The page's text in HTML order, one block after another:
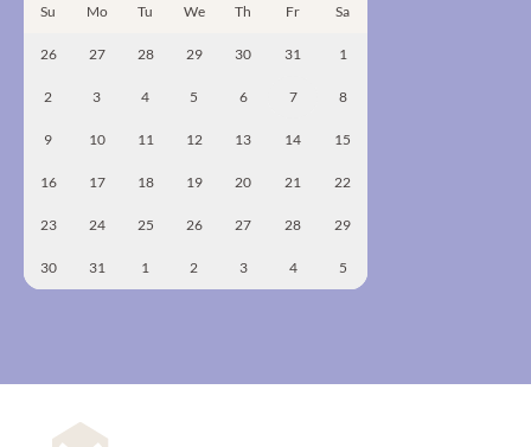
Su Mo Tu We Th Fr Sa
26 27 28 29 30 31 1
2 3 4 5 6 7 8
9 10 11 12 13 14 15
16 17 18 19 20 21 22
23 24 25 26 27 28 29
30 31 1 2 3 4 5